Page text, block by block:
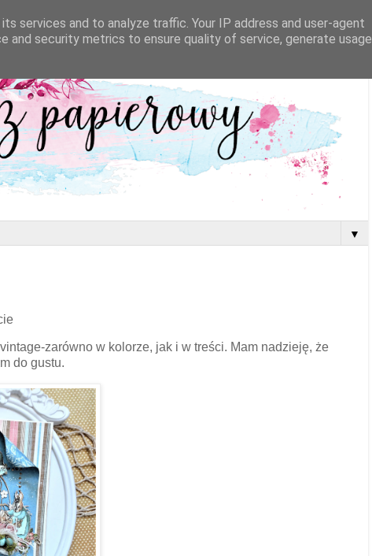
▼
zarówno w kolorze, jak i w treści. Mam nadzieję, że
do gustu.
services and to analyze traffic. Your IP address and user-agent
and security metrics to ensure quality of service, generate usage